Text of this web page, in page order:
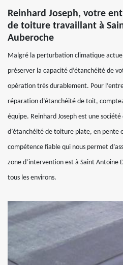
Reinhard Joseph, votre
de toiture travaillant à
Auberoche
Malgré la perturbation climatique
préserver la capacité d’étanchéité de
opération très durablement. Pour
réparation d’étanchéité de toit,
équipe. Reinhard Joseph est une
d’étanchéité de toiture plate, en pente
compétence fiable qui nous permet
zone d’intervention est à Saint Antoine
tous les environs.